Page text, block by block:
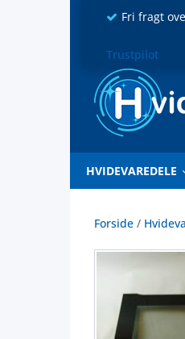
Fri fragt
Trustpilot
HVIDEVAREDELE
Forside /